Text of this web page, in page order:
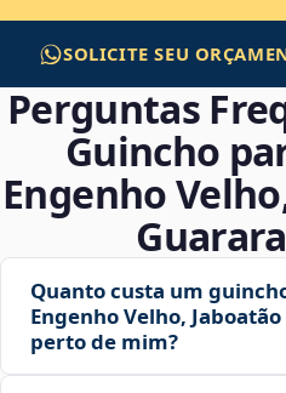
SOLICITE SEU
Perguntas
Guincho
Engenho
Quanto custa um
Engenho Velho, Jaboatão
perto de mim?